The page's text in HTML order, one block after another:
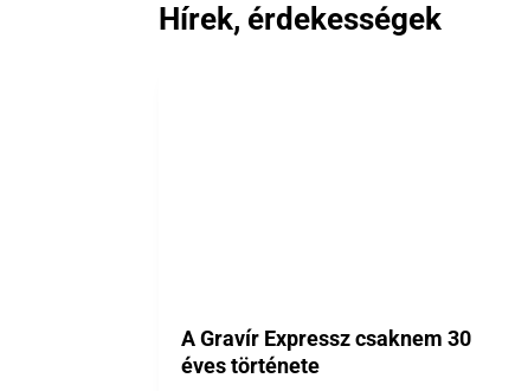
Hírek, érdekességek
A Gravír Expressz csaknem 30
éves története